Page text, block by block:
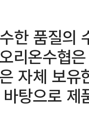
한 품질의
리온수협
자체 보
탕으로